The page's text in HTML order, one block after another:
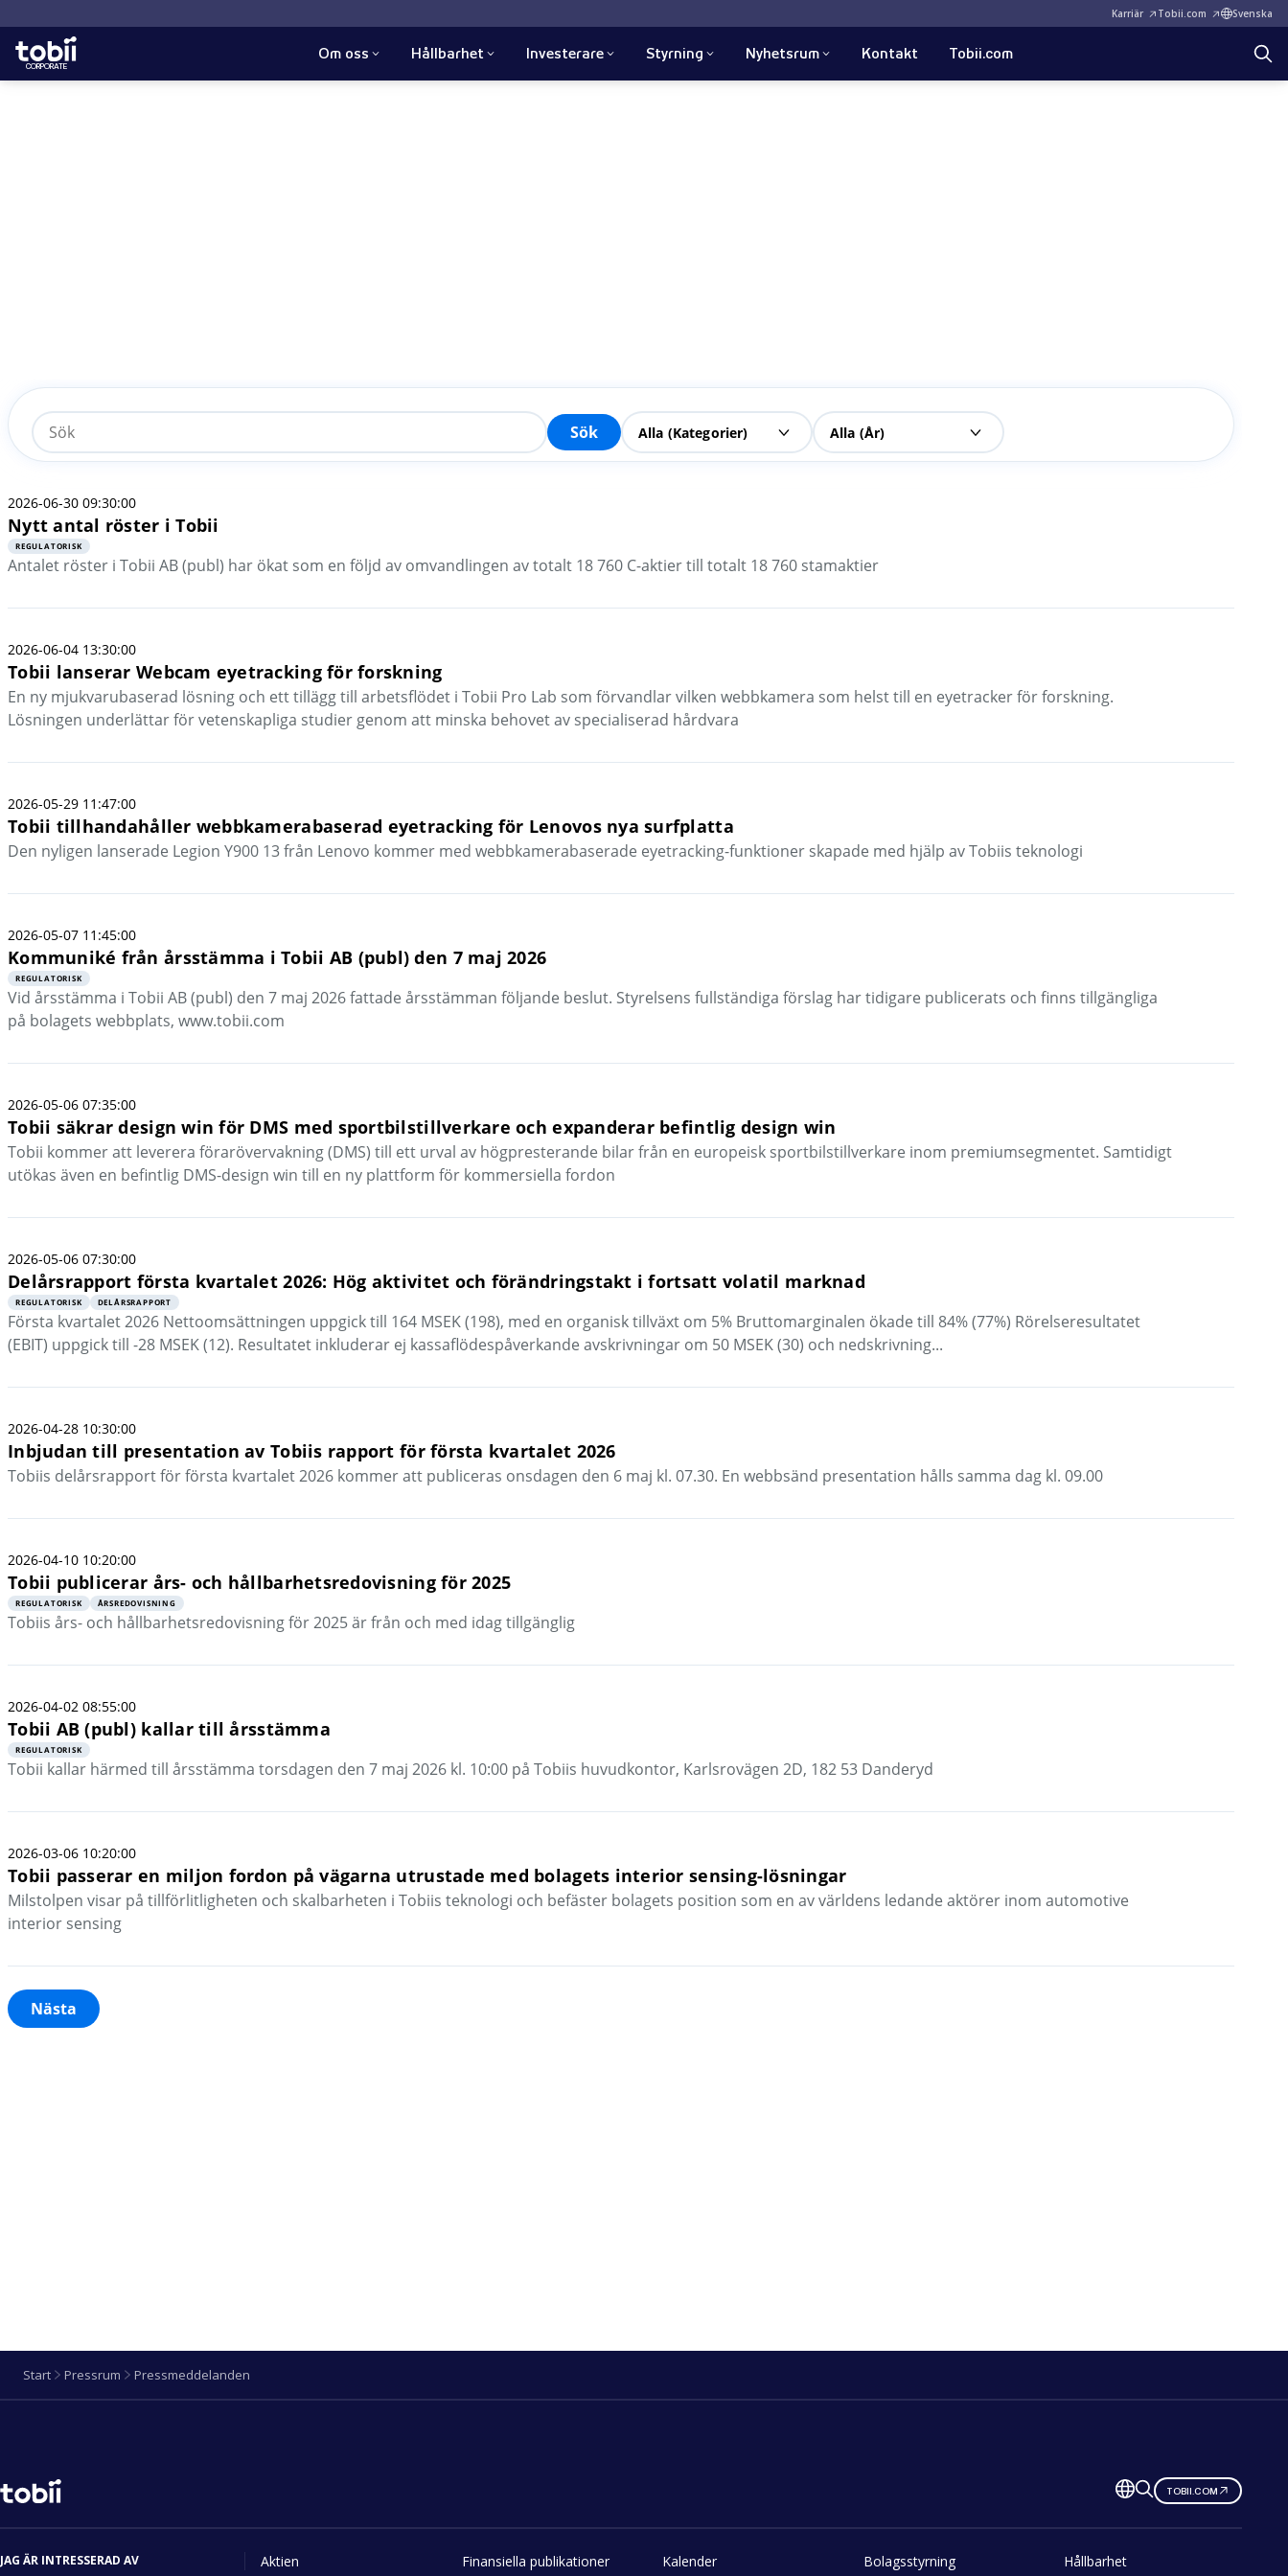
Karriär Tobii.com Svenska
CORPORATE
Om oss Hållbarhet Investerare Styrning Nyhetsrum Kontakt Tobii.com
Sök
Start Pressrum Pressmeddelanden
Ändra
språk
TOBII.COM
JAG ÄR INTRESSERAD AV Aktien Finansiella publikationer Kalender Bolagsstyrning Hållbarhet